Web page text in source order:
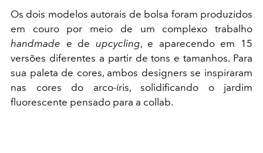
Os dois modelos autorais de bolsa foram produzidos
em couro por meio de um complexo trabalho
handmade e de upcycling, e aparecendo em 15
versões diferentes a partir de tons e tamanhos. Para
sua paleta de cores, ambos designers se inspiraram
nas cores do arco-íris, solidificando o jardim
fluorescente pensado para a collab.